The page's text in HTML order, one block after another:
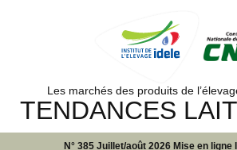
Les marchés des produits de
TENDANCES
N° 385 Juillet/août 2026 Mise en ligne